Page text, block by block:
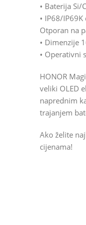
• Baterija Si/
• IP68/
Otporan na
• Dimenzije
• Operativni
HONOR
veliki OLED
naprednim
trajanjem
Ako želite
cijenama!